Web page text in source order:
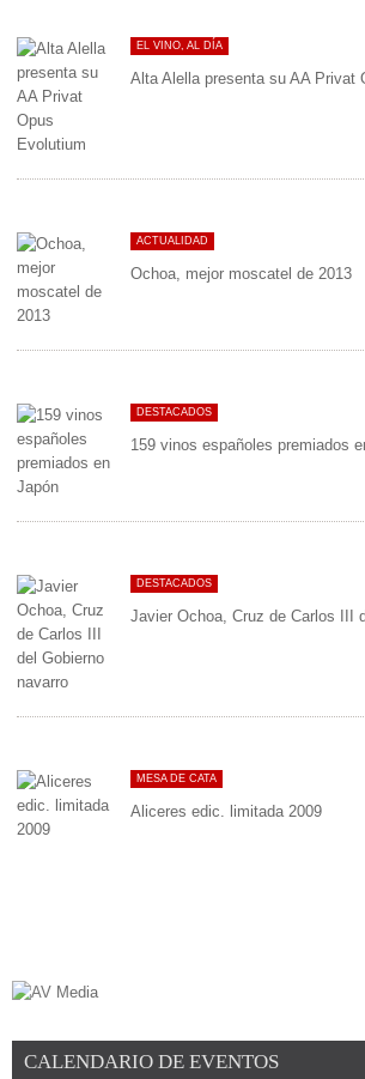
EL VINO, AL DÍA
Alta Alella presenta su AA Privat
ACTUALIDAD
Ochoa, mejor moscatel de 2013
DESTACADOS
159 vinos españoles premiados
DESTACADOS
Javier Ochoa, Cruz de Carlos III
MESA DE CATA
Aliceres edic. limitada 2009
CALENDARIO DE EVENTOS